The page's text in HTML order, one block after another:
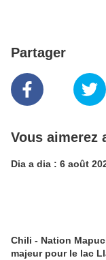
Partager
Vous aimerez
Dia a dia : 6 août
Chili - Nation
majeur pour le lac